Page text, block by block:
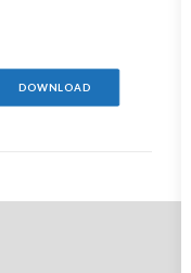
DOWNLOAD